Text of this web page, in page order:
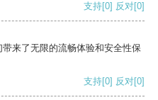
支持[0] 反对[0]
来了无限的流畅体验和安全性保
支持[0] 反对[0]